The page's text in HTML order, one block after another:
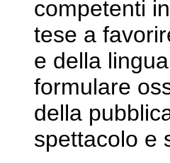
competenti
tese a
e della
formulare
della
spettacolo e